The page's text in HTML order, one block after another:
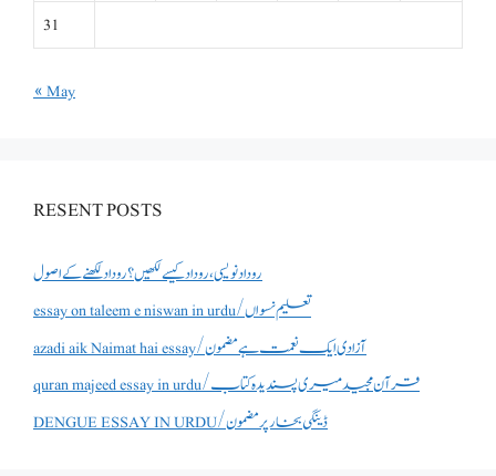
31
« May
RESENT POSTS
روداد نویسی ،روداد کیسے لکھیں؟ روداد لکھنے کے اصول
essay on taleem e niswan in urdu/تعلیم نسواں
azadi aik Naimat hai essay/آزادی ایک نعمت ہے مضمون
quran majeed essay in urdu/قرآن مجید میری پسندیدہ کتاب
DENGUE ESSAY IN URDU/ڈینگی بخار پر مضمون